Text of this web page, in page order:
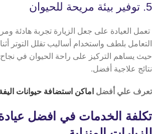
5. توفير بيئة مريحة للحيوان
تعمل العيادة على جعل الزيارة تجربة هادئة
التعامل بلطف واستخدام أساليب تقلل التوتر
حيث يساهم التركيز على راحة الحيوان في
نتائج علاجية أفضل.
تعرف علي أفضل اماكن استضافة حيوانات
تكلفة الخدمات في افضل